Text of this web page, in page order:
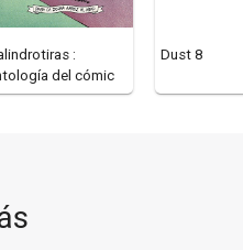
:
del cómic
Dust 8